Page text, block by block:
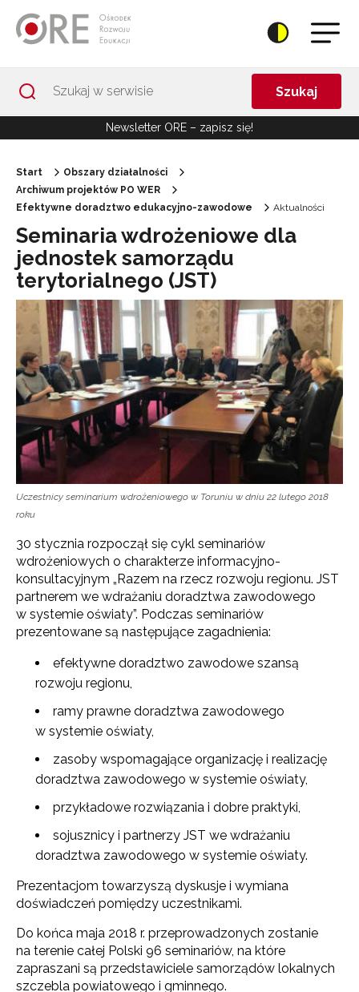
Szukaj
Newsletter ORE – zapisz się!
Start
Obszary działalności
Archiwum projektów PO WER
Efektywne doradztwo edukacyjno-zawodowe
Aktualności
Seminaria wdrożeniowe dla
jednostek samorządu
terytorialnego (JST)
Uczestnicy seminarium wdrożeniowego w Toruniu w dniu 22 lutego 2018
roku
30 stycznia rozpoczął się cykl seminariów
wdrożeniowych o charakterze informacyjno-
konsultacyjnym „Razem na rzecz rozwoju regionu. JST
partnerem we wdrażaniu doradztwa zawodowego
w systemie oświaty”. Podczas seminariów
prezentowane są następujące zagadnienia:
efektywne doradztwo zawodowe szansą
rozwoju regionu,
ramy prawne doradztwa zawodowego
w systemie oświaty,
zasoby wspomagające organizację i realizację
doradztwa zawodowego w systemie oświaty,
przykładowe rozwiązania i dobre praktyki,
sojusznicy i partnerzy JST we wdrażaniu
doradztwa zawodowego w systemie oświaty.
Prezentacjom towarzyszą dyskusje i wymiana
doświadczeń pomiędzy uczestnikami.
Do końca maja 2018 r. przeprowadzonych zostanie
na terenie całej Polski 96 seminariów, na które
zapraszani są przedstawiciele samorządów lokalnych
szczebla powiatowego i gminnego.